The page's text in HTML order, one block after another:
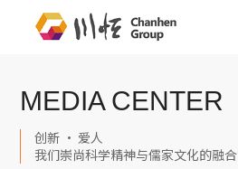
MEDIA CENTER
创新 · 爱人
我们崇尚科学精神与儒家文化的融合